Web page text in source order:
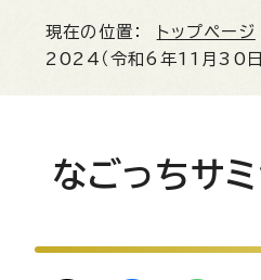
現在の位置： トップページ
2024（令和6年11月30日
なごっちサ